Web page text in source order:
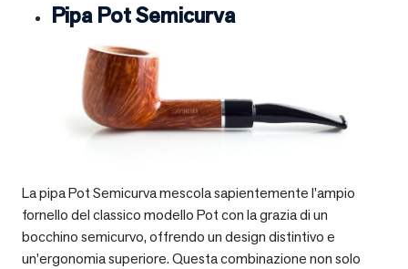
Pipa Pot Semicurva
La pipa Pot Semicurva mescola sapientemente l’ampio
fornello del classico modello Pot con la grazia di un
bocchino semicurvo, offrendo un design distintivo e
un’ergonomia superiore. Questa combinazione non solo